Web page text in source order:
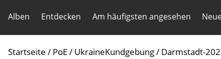
Alben Entdecken Am häufigsten angesehen
Startseite / PoE/ UkraineKundgebung/ Darmstadt-